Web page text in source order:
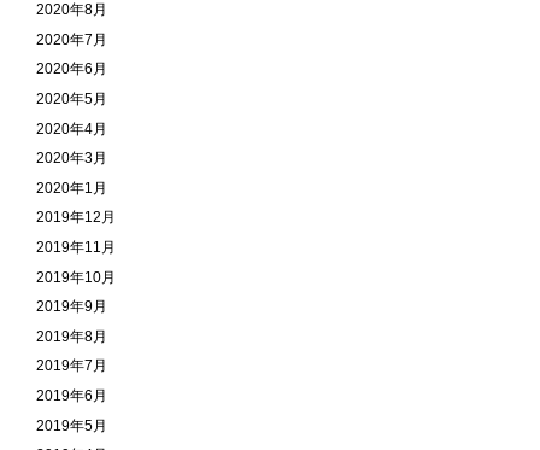
2020年8月
2020年7月
2020年6月
2020年5月
2020年4月
2020年3月
2020年1月
2019年12月
2019年11月
2019年10月
2019年9月
2019年8月
2019年7月
2019年6月
2019年5月